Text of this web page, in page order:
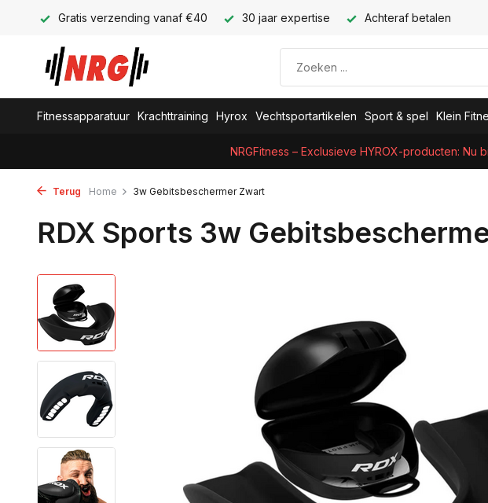
Gratis verzending vanaf €40 30 jaar expertise Achteraf betalen
Fitnessapparatuur Krachttraining Hyrox Vechtsportartikelen Sport & spel Klein
NRGFitness – Exclusieve HYROX-producten: Nu
Terug Home 3w Gebitsbeschermer Zwart
RDX Sports 3w